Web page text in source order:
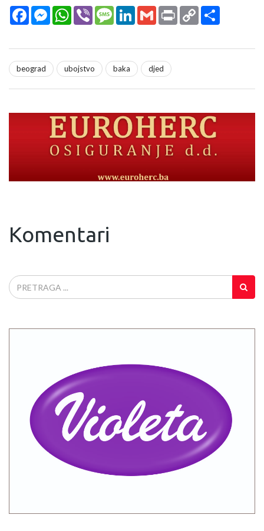
FacebookMessengerWhatsApp
Viber MessageLinkedInGmail Print Copy
Link
beograd ubojstvo baka djed
Komentari